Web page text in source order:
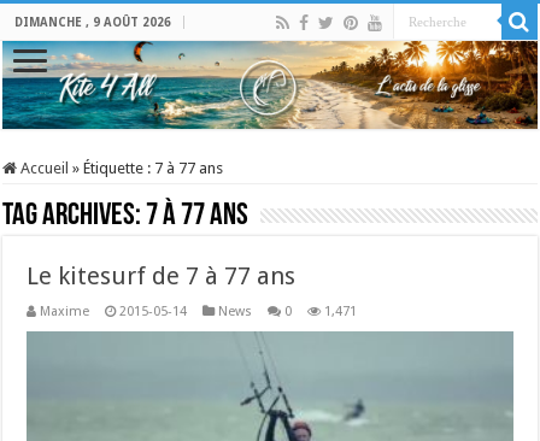
DIMANCHE , 9 AOÛT 2026
Accueil » Étiquette : 7 à 77 ans
Tag Archives:7 à 77 ans
Le kitesurf de 7 à 77 ans
Maxime 2015-05-14 News 0 1,471